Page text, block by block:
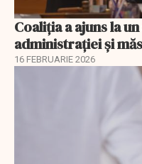
Coaliția a ajuns la
administrației și
16 FEBRUARIE 2026